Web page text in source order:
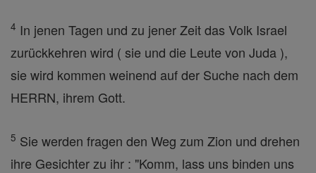
4 In jenen Tagen und zu jener Zeit das Volk Israel
zurückkehren wird ( sie und die Leute von Juda ),
sie wird kommen weinend auf der Suche nach dem
HERRN, ihrem Gott.
5 Sie werden fragen den Weg zum Zion und drehen
ihre Gesichter zu ihr : "Komm, lass uns binden uns